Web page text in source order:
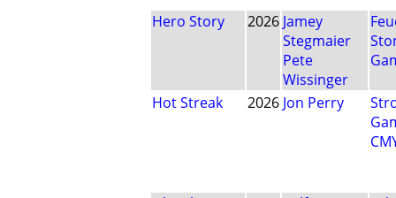
Hero Story 2026 Jamey
Stegmaier
Pete
Wissinger
Hot Streak 2026 Jon Perry